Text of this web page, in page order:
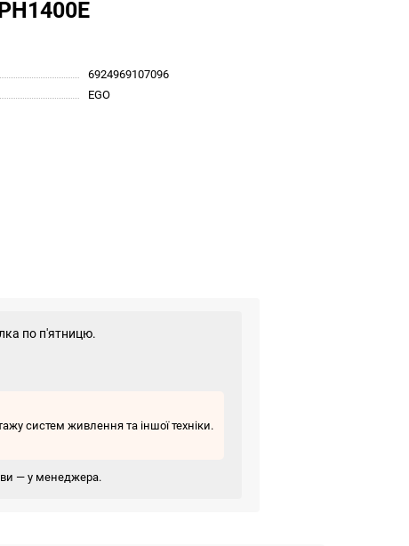
6924969107096
EGO
по п'ятницю.
систем живлення та іншої техніки.
— у менеджера.